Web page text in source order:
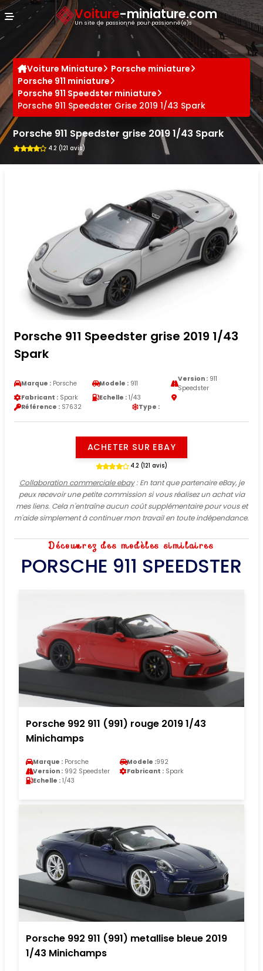
Voiture-miniature.com
Un site de passionné pour passionné(e)s
Voiture Miniature
Porsche miniature
Porsche 911 miniature
Porsche 911 Speedster miniature
Porsche 911 Speedster Grise 2019 1/43 Spark
Porsche 911 Speedster grise 2019 1/43 Spark
4.2 (121 avis)
Porsche 911 Speedster grise 2019 1/43
Spark
Marque : Porsche Modele : 911
Version :911
Speedster
Fabricant : Spark Echelle : 1/43
Référence : S7632 Type :
ACHETER SUR EBAY
4.2 (121 avis)
Collaboration commerciale ebay: En tant que partenaire eBay, je
peux recevoir une petite commission si vous réalisez un achat via
mes liens. Cela n'entraîne aucun coût supplémentaire pour vous et
m'aide simplement à continuer mon travail en toute indépendance.
Découvrez des modèles similaires
PORSCHE 911 SPEEDSTER
Porsche 992 911 (991) rouge 2019 1/43
Minichamps
Marque : Porsche Modele :992
Version : 992 Speedster Fabricant : Spark
Echelle : 1/43
Porsche 992 911 (991) metallise bleue 2019
1/43 Minichamps
Panneau de gestion des cookies